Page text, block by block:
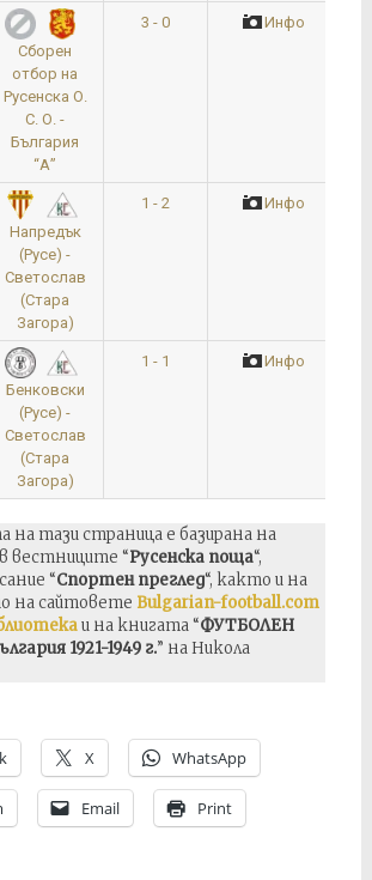
Сборен
отбор на
Русенска О.
С. О. -
България
“А”
3 - 0 Инфо
Напредък
(Русе) -
Светослав
(Стара
Загора)
1 - 2 Инфо
Бенковски
(Русе) -
Светослав
(Стара
Загора)
1 - 1 Инфо
тази страница е базирана на
вестниците “Русенска поща“,
“Спортен преглед“, както и на
на сайтовете Bulgarian-football.com
и на книгата “ФУТБОЛЕН
1921-1949 г.” на Никола
X WhatsApp
Email Print